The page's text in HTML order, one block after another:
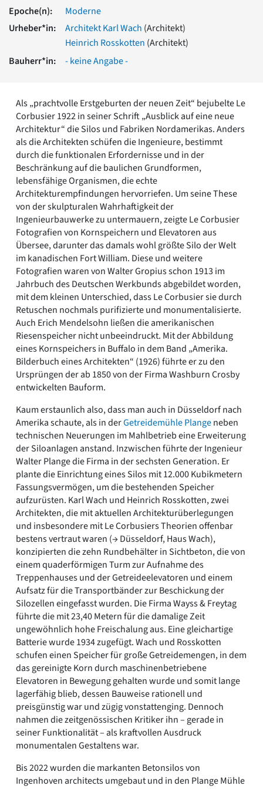
Romanik
Vorromanik
Römische Antike
Freunde & Förderer
Kontakt
Impressum
Datenschutz
Suchbegriff eingeben
Epoche(n):
Moderne
Urheber*in:
Architekt Karl Wach (Architekt)
Heinrich Rosskotten (Architekt)
Bauherr*in:
- keine Angabe -
Als „prachtvolle Erstgeburten der neuen Zeit“ bejubelte Le
Corbusier 1922 in seiner Schrift „Ausblick auf eine neue
Architektur“ die Silos und Fabriken Nordamerikas. Anders
als die Architekten schüfen die Ingenieure, bestimmt
durch die funktionalen Erfordernisse und in der
Beschränkung auf die baulichen Grundformen,
lebensfähige Organismen, die echte
Architekturempfindungen hervorriefen. Um seine These
von der skulpturalen Wahrhaftigkeit der
Ingenieurbauwerke zu untermauern, zeigte Le Corbusier
Fotografien von Kornspeichern und Elevatoren aus
Übersee, darunter das damals wohl größte Silo der Welt
im kanadischen Fort William. Diese und weitere
Fotografien waren von Walter Gropius schon 1913 im
Jahrbuch des Deutschen Werkbunds abgebildet worden,
mit dem kleinen Unterschied, dass Le Corbusier sie durch
Retuschen nochmals purifizierte und monumentalisierte.
Auch Erich Mendelsohn ließen die amerikanischen
Riesenspeicher nicht unbeeindruckt. Mit der Abbildung
eines Kornspeichers in Buffalo in dem Band „Amerika.
Bilderbuch eines Architekten“ (1926) führte er zu den
Ursprüngen der ab 1850 von der Firma Washburn Crosby
entwickelten Bauform.
Kaum erstaunlich also, dass man auch in Düsseldorf nach
Amerika schaute, als in derGetreidemühle Plangeneben
technischen Neuerungen im Mahlbetrieb eine Erweiterung
der Siloanlagen anstand. Inzwischen führte der Ingenieur
Walter Plange die Firma in der sechsten Generation. Er
plante die Einrichtung eines Silos mit 12.000 Kubikmetern
Fassungsvermögen, um die bestehenden Speicher
aufzurüsten. Karl Wach und Heinrich Rosskotten, zwei
Architekten, die mit aktuellen Architekturüberlegungen
und insbesondere mit Le Corbusiers Theorien offenbar
bestens vertraut waren (→ Düsseldorf, Haus Wach),
konzipierten die zehn Rundbehälter in Sichtbeton, die von
einem quaderförmigen Turm zur Aufnahme des
Treppenhauses und der Getreideelevatoren und einem
Aufsatz für die Transportbänder zur Beschickung der
Silozellen eingefasst wurden. Die Firma Wayss & Freytag
führte die mit 23,40 Metern für die damalige Zeit
ungewöhnlich hohe Freischalung aus. Eine gleichartige
Batterie wurde 1934 zugefügt. Wach und Rosskotten
schufen einen Speicher für große Getreidemengen, in dem
das gereinigte Korn durch maschinenbetriebene
Elevatoren in Bewegung gehalten wurde und somit lange
lagerfähig blieb, dessen Bauweise rationell und
preisgünstig war und zügig vonstattenging. Dennoch
nahmen die zeitgenössischen Kritiker ihn – gerade in
seiner Funktionalität – als kraftvollen Ausdruck
monumentalen Gestaltens war.
Bis 2022 wurden die markanten Betonsilos von
Ingenhoven architects umgebaut und in den Plange Mühle